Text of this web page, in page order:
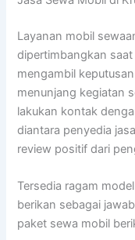
Layanan mobil
dipertimbangkan
mengambil
menunjang kegiatan
lakukan kontak
diantara penyedia
review positif dari
Tersedia ragam
berikan sebagai
paket sewa mobil